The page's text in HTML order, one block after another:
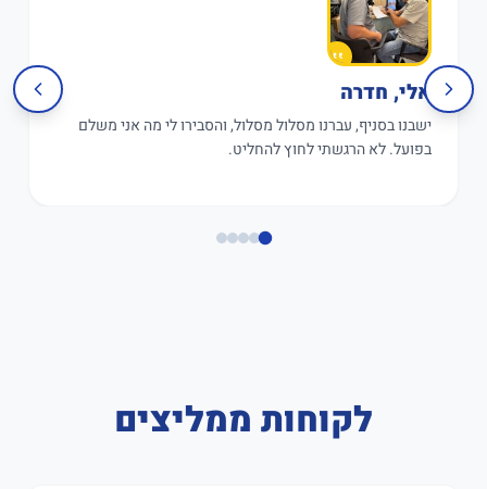
אלי, חדרה
ישבנו בסניף, עברנו מסלול מסלול, והסבירו לי מה אני משלם
בפועל. לא הרגשתי לחוץ להחליט.
לקוחות ממליצים